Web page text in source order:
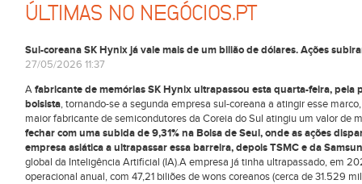
ÚLTIMAS NO NEGÓCIOS.PT
Sul-coreana SK Hynix já vale mais de um bilião de dólares. Ações
27/05/2026 11:37
Afabricante de memórias SK Hynix ultrapassou esta quarta-feira, pela
bolsista, tornando-se a segunda empresa sul-coreana a atingir esse
maior fabricante de semicondutores da Coreia do Sul atingiu um valor de
fechar com uma subida de 9,31% na Bolsa de Seul, onde as ações
empresa asiática a ultrapassar essa barreira, depois TSMC e da
global da Inteligência Artificial (IA).A empresa já tinha ultrapassado, em
operacional anual, com 47,21 biliões de wons coreanos (cerca de 31.529